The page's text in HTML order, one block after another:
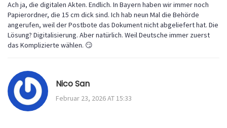
Ach ja, die digitalen Akten. Endlich. In Bayern haben wir immer noch
Papierordner, die 15 cm dick sind. Ich hab neun Mal die Behörde
angerufen, weil der Postbote das Dokument nicht abgeliefert hat. Die
Lösung? Digitalisierung. Aber natürlich. Weil Deutsche immer zuerst
das Komplizierte wählen. 😏
Nico San
Februar 23, 2026 AT 15:33